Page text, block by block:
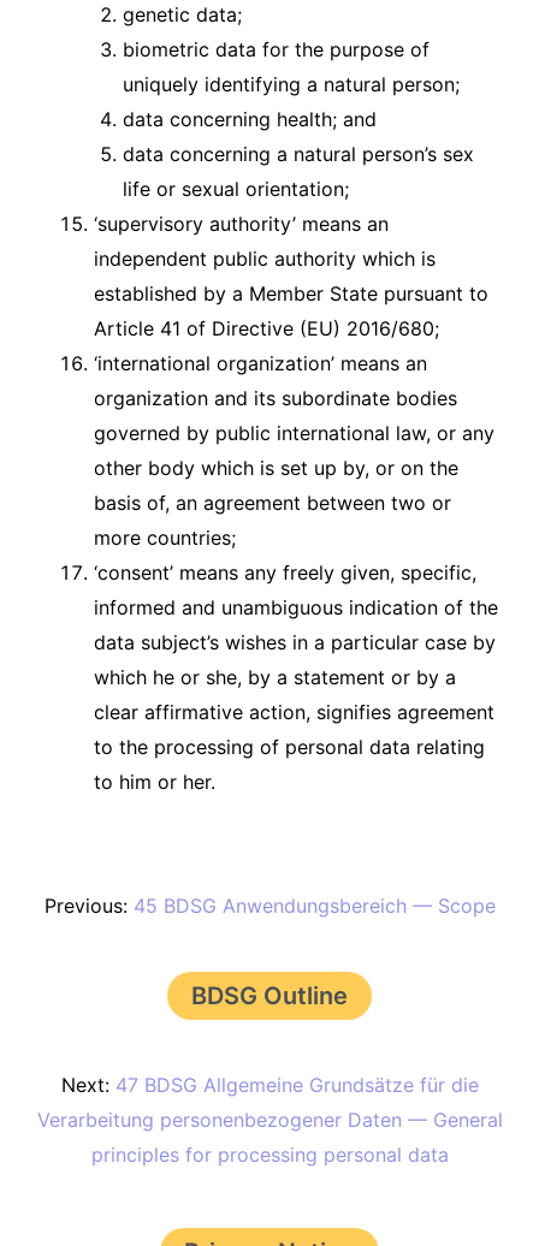
genetic data;
biometric data for the purpose of
uniquely identifying a natural person;
data concerning health; and
data concerning a natural person’s sex
life or sexual orientation;
‘supervisory authority’ means an
independent public authority which is
established by a Member State pursuant to
Article 41 of Directive (EU) 2016/680;
‘international organization’ means an
organization and its subordinate bodies
governed by public international law, or any
other body which is set up by, or on the
basis of, an agreement between two or
more countries;
‘consent’ means any freely given, specific,
informed and unambiguous indication of the
data subject’s wishes in a particular case by
which he or she, by a statement or by a
clear affirmative action, signifies agreement
to the processing of personal data relating
to him or her.
Previous: 45 BDSG Anwendungsbereich — Scope
BDSG Outline
Next: 47 BDSG Allgemeine Grundsätze für die
Verarbeitung personenbezogener Daten — General
principles for processing personal data